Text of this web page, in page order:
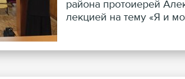
района протоиерей
лекцией на тему «Я и